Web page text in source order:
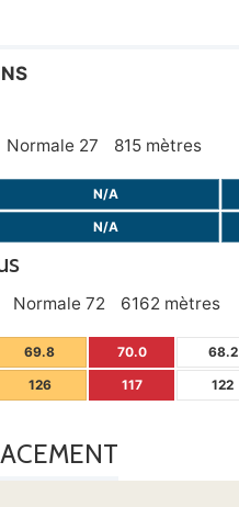
Normale 27 815 mètres
N/A
N/A
Normale 72 6162 mètres
69.8 70.0 68.2
126 117 122